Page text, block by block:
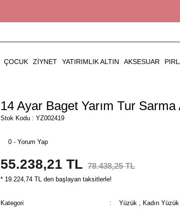
ÇOCUK ZIYNET YATIRIMLIK ALTIN AKSESUAR
14 Ayar Baget Yarım Tur Sarma
Stok Kodu : YZ002419
0 - Yorum Yap
55.238,21 TL 78.438,25 TL
* 19.224,74 TL den başlayan taksitlerle!
Kategori Yüzük , Kadın Yüzük